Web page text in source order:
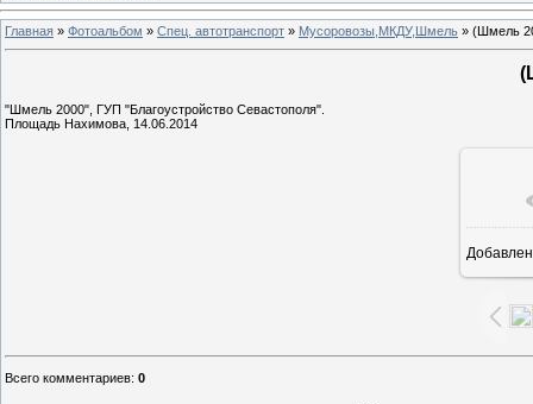
Главная » Фотоальбом » Спец. автотранспорт » Мусоровозы,МКДУ,Шмель » (Шмель
"Шмель 2000", ГУП "Благоустройство Севастополя".
Площадь Нахимова, 14.06.2014
Всего комментариев: 0